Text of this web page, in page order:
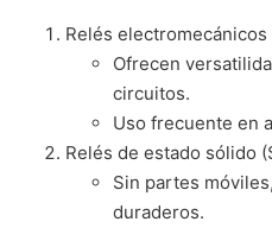
Relés electromecánicos
Ofrecen
circuitos.
Uso frecuente en
Relés de estado sólido
Sin partes
duraderos.